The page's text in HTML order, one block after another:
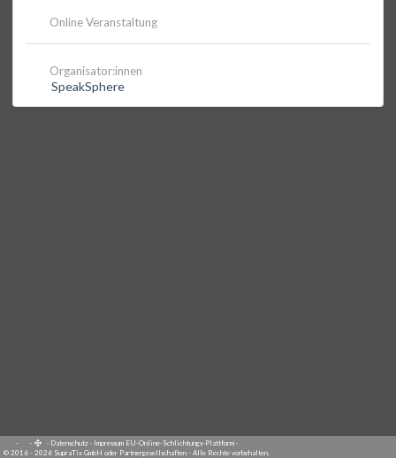
Online Veranstaltung
Organisator:innen
SpeakSphere
· · · Datenschutz · Impressum EU-Online-Schlichtungs-Plattform ·
© 2016 - 2026 SupraTix GmbH oder Partnergesellschaften - Alle Rechte vorbehalten.